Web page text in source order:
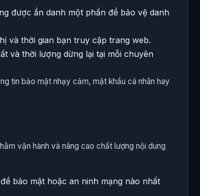
được ẩn danh một phần để bảo vệ danh
và thời gian bạn truy cập trang web.
và thời lượng dừng lại tại mỗi chuyên
tin bảo mật nhạy cảm, mật khẩu cá nhân hay
vận hành và nâng cao chất lượng nội dung
bảo mật hoặc an ninh mạng nào nhất